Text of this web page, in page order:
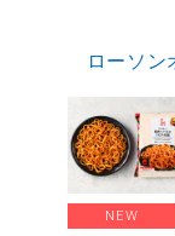
ローソ
NEW